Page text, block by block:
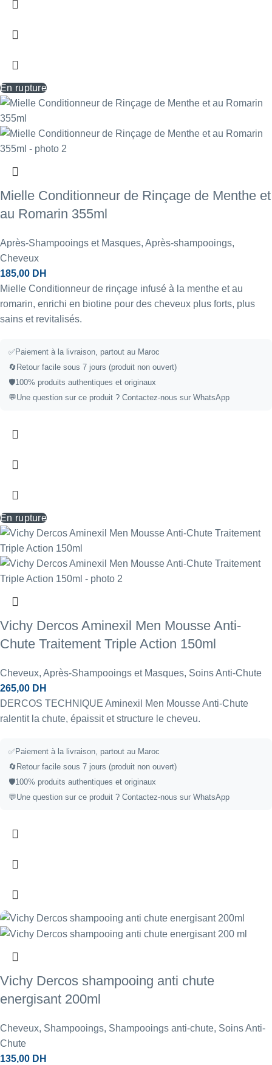
En rupture
Mielle Conditionneur de Rinçage de Menthe et
au Romarin 355ml
Après-Shampooings et Masques, Après-shampooings,
Cheveux
185,00 DH
Mielle Conditionneur de rinçage infusé à la menthe et au
romarin, enrichi en biotine pour des cheveux plus forts, plus
sains et revitalisés.
✅Paiement à la livraison, partout au Maroc
🔄 Retour facile sous 7 jours (produit non ouvert)
🛡️100% produits authentiques et originaux
💬Une question sur ce produit ? Contactez-nous sur WhatsApp
En rupture
Vichy Dercos Aminexil Men Mousse Anti-
Chute Traitement Triple Action 150ml
Cheveux, Après-Shampooings et Masques, Soins Anti-Chute
265,00 DH
DERCOS TECHNIQUE Aminexil Men Mousse Anti-Chute
ralentit la chute, épaissit et structure le cheveu.
✅Paiement à la livraison, partout au Maroc
🔄 Retour facile sous 7 jours (produit non ouvert)
🛡️100% produits authentiques et originaux
💬Une question sur ce produit ? Contactez-nous sur WhatsApp
Vichy Dercos shampooing anti chute
energisant 200ml
Cheveux, Shampooings, Shampooings anti-chute, Soins Anti-
Chute
135,00 DH